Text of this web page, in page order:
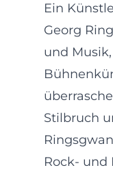
Ein
Georg
und
Stilbruch
Rock-